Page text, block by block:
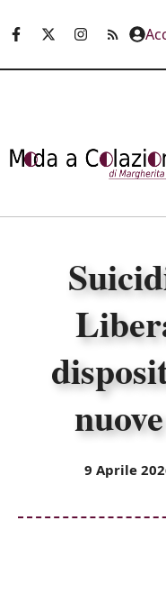
9 Aprile